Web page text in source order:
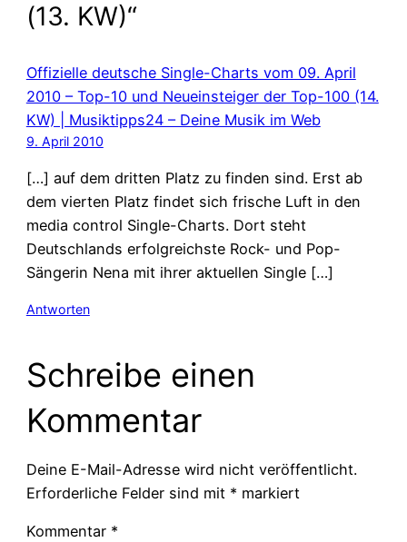
(13. KW)“
Offizielle deutsche Single-Charts vom 09. April
2010 – Top-10 und Neueinsteiger der Top-100 (14.
KW) | Musiktipps24 – Deine Musik im Web
9. April 2010
[…] auf dem dritten Platz zu finden sind. Erst ab
dem vierten Platz findet sich frische Luft in den
media control Single-Charts. Dort steht
Deutschlands erfolgreichste Rock- und Pop-
Sängerin Nena mit ihrer aktuellen Single […]
Antworten
Schreibe einen
Kommentar
Deine E-Mail-Adresse wird nicht veröffentlicht.
Erforderliche Felder sind mit * markiert
Kommentar *